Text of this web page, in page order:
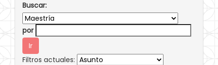
Buscar:
por
Filtros actuales: